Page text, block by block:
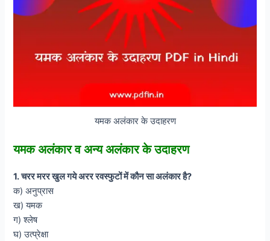
यमक अलंकार के उदाहरण
यमक अलंकार व अन्य अलंकार के उदाहरण
1. चरर मरर खुल गये अरर रवस्फुटों में कौन सा अलंकार है?
क) अनुप्रास
ख) यमक
ग) श्लेष
घ) उत्प्रेक्षा